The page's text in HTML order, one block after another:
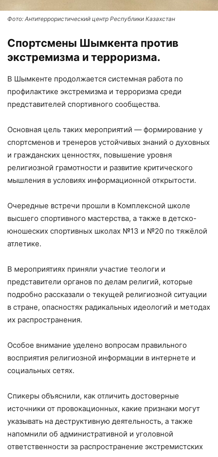
Фото: Антитеррористический центр Республики Казахстан
Спортсмены Шымкента против
экстремизма и терроризма.
В Шымкенте продолжается системная работа по
профилактике экстремизма и терроризма среди
представителей спортивного сообщества.
Основная цель таких мероприятий — формирование у
спортсменов и тренеров устойчивых знаний о духовных
и гражданских ценностях, повышение уровня
религиозной грамотности и развитие критического
мышления в условиях информационной открытости.
Очередные встречи прошли в Комплексной школе
высшего спортивного мастерства, а также в детско-
юношеских спортивных школах №13 и №20 по тяжёлой
атлетике.
В мероприятиях приняли участие теологи и
представители органов по делам религий, которые
подробно рассказали о текущей религиозной ситуации
в стране, опасностях радикальных идеологий и методах
их распространения.
Особое внимание уделено вопросам правильного
восприятия религиозной информации в интернете и
социальных сетях.
Спикеры объяснили, как отличить достоверные
источники от провокационных, какие признаки могут
указывать на деструктивную деятельность, а также
напомнили об административной и уголовной
ответственности за распространение экстремистских